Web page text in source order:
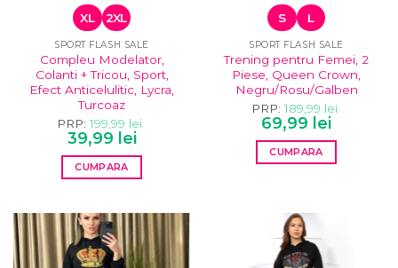
produsului.
produsului.
XL 2XL
SPORT FLASH SALE
Compleu Modelator,
Colanti + Tricou, Sport,
Efect Anticelulitic, Lycra,
Turcoaz
PRP: 199,99 lei
Prețul
inițial
a
fost:
199,99 lei.
39,99 leiPrețul
curent
este:
CUMPARA
are
mai
multe
S L
SPORT FLASH SALE
Trening pentru Femei, 2
Piese, Queen Crown,
Negru/Rosu/Galben
PRP: 189,99 lei
Prețul
inițial
a
fost:
189,99 lei.
69,99 leiPrețul
curent
este:
CUMPARA
mai
multe